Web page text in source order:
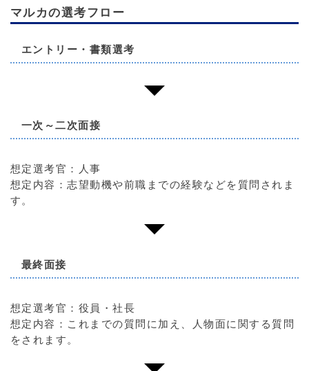
マルカの選考フロー
エントリー・書類選考
一次～二次面接
想定選考官：人事
想定内容：志望動機や前職までの経験などを質問されま
す。
最終面接
想定選考官：役員・社長
想定内容：これまでの質問に加え、人物面に関する質問
をされます。